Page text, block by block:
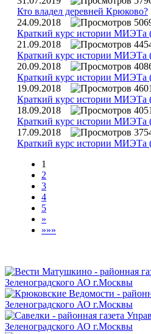
Кто владел деревней Крюково?
24.09.2018
Краткий курс истории МИЭТа
21.09.2018
Краткий курс истории МИЭТа
20.09.2018
Краткий курс истории МИЭТа
19.09.2018
Краткий курс истории МИЭТа
18.09.2018
Краткий курс истории МИЭТа
17.09.2018
Краткий курс истории МИЭТа
1
2
3
4
5
»
»»»